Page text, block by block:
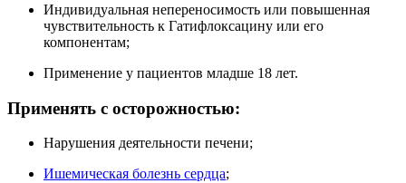
Индивидуальная непереносимость или повышенная
чувствительность к Гатифлоксацину или его
компонентам;
Применение у пациентов младше 18 лет.
Применять с осторожностью:
Нарушения деятельности печени;
Ишемическая болезнь сердца;